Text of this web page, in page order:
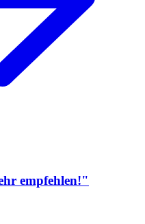
empfehlen!"